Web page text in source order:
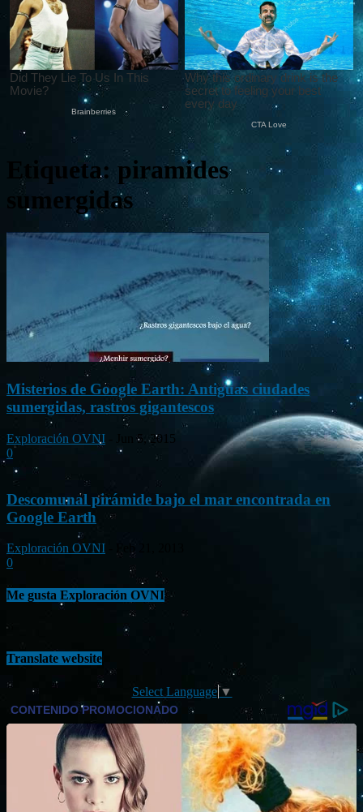
Etiqueta: piramides
sumergidas
Misterios de Google Earth: Antiguas ciudades
sumergidas, rastros gigantescos
Exploración OVNI
Jun 5, 2015
0
Descomunal pirámide bajo el mar encontrada en
Google Earth
Exploración OVNI
0
Me gusta Exploración OVNI
Translate website
Select Language▼